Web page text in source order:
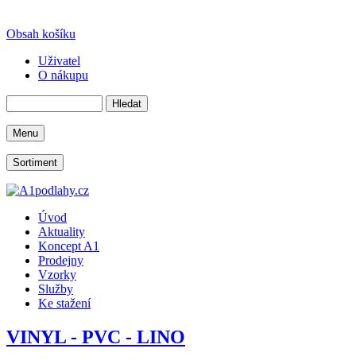
Obsah košíku
Uživatel
O nákupu
Menu
Sortiment
Úvod
Aktuality
Koncept A1
Prodejny
Vzorky
Služby
Ke stažení
VINYL - PVC - LINO